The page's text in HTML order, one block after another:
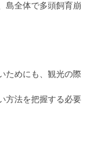
島全体で多頭飼育崩
ためにも、観光の際
方法を把握する必要